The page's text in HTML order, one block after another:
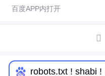
百度APP内打开
